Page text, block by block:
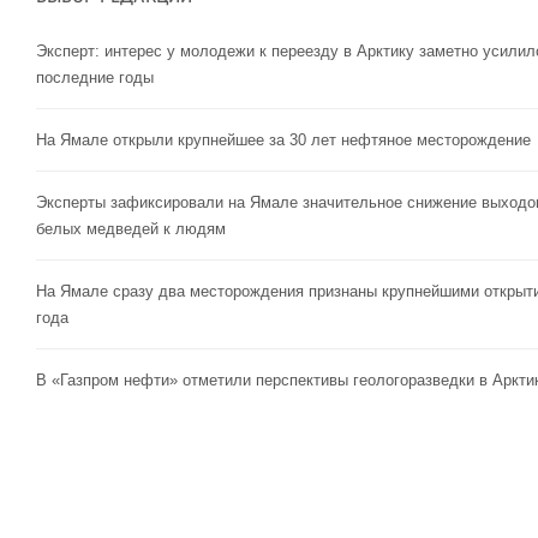
Эксперт: интерес у молодежи к переезду в Арктику заметно
последние годы
На Ямале открыли крупнейшее за 30 лет нефтяное месторождение
Эксперты зафиксировали на Ямале значительное снижение
белых медведей к людям
На Ямале сразу два месторождения признаны крупнейшими
года
В «Газпром нефти» отметили перспективы геологоразведки в